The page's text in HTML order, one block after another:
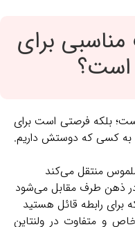
برای
است؟
بلکه فرصتی است برای
به کسی که دوستش داریم.
منتقل می‌کند
در ذهن طرف مقابل می‌شود
رابطه قائل هستید
و متفاوت در ولنتاین